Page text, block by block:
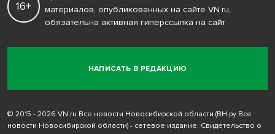
НАПИСАТЬ В РЕДАКЦИЮ
16+
материалов, опубликованных на сайте VN.ru,
обязательна активная гиперссылка на сайт
© 2015 - 2026 VN.ru Все новости Новосибирской области (ВН.ру Все
новости Новосибирской области) - сетевое издание. Свидетельство о